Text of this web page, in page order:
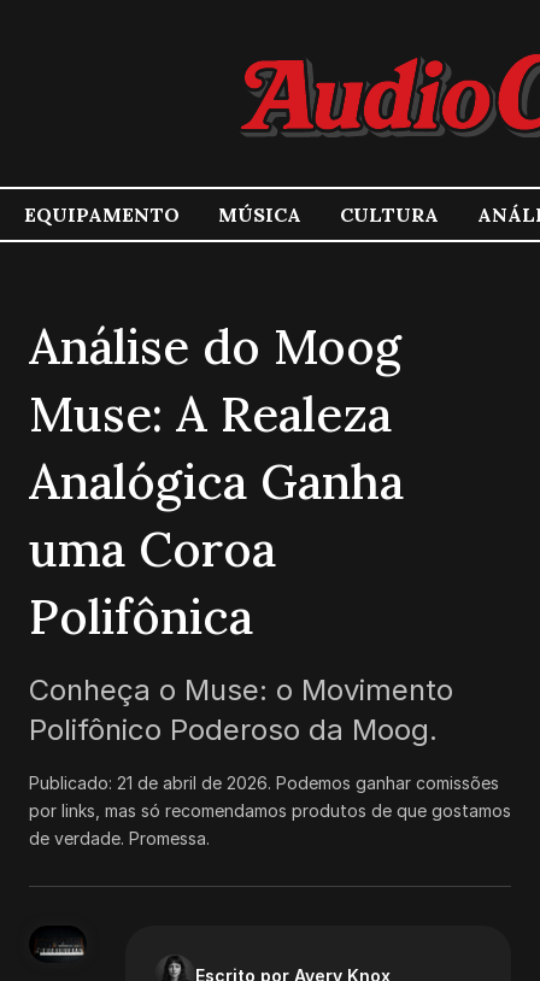
EQUIPAMENTO MÚSICA CULTURA
Análise do Moog
Muse: A Realeza
Analógica Ganha
uma Coroa
Polifônica
Conheça o Muse: o Movimento
Polifônico Poderoso da Moog.
Publicado: 21 de abril de 2026. Podemos ganhar comissões
por links, mas só recomendamos produtos de que gostamos
de verdade. Promessa.
Escrito por Avery Knox